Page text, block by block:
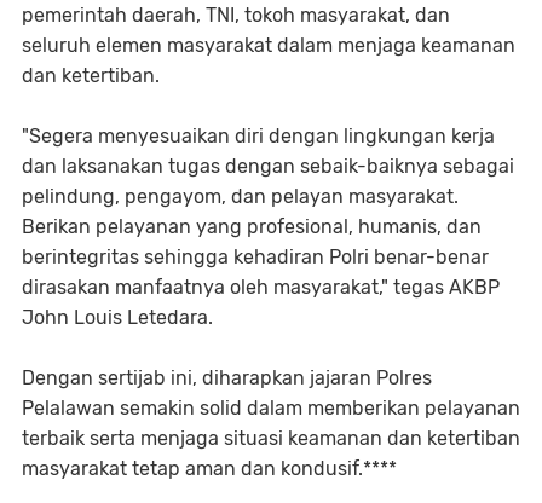
pemerintah daerah, TNI, tokoh masyarakat, dan
seluruh elemen masyarakat dalam menjaga keamanan
dan ketertiban.
"Segera menyesuaikan diri dengan lingkungan kerja
dan laksanakan tugas dengan sebaik-baiknya sebagai
pelindung, pengayom, dan pelayan masyarakat.
Berikan pelayanan yang profesional, humanis, dan
berintegritas sehingga kehadiran Polri benar-benar
dirasakan manfaatnya oleh masyarakat," tegas AKBP
John Louis Letedara.
Dengan sertijab ini, diharapkan jajaran Polres
Pelalawan semakin solid dalam memberikan pelayanan
terbaik serta menjaga situasi keamanan dan ketertiban
masyarakat tetap aman dan kondusif.****